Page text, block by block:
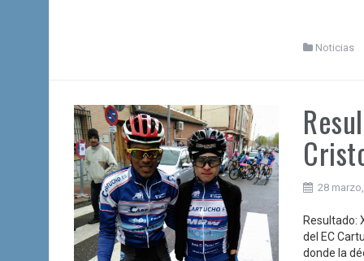
Noticias
28
Resultado:
del EC
donde la